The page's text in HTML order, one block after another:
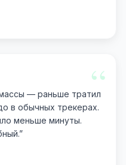
“
— раньше тратил
в обычных трекерах.
меньше минуты.
”